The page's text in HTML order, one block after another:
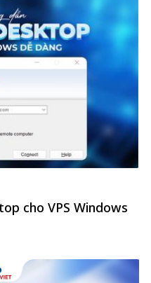
cho VPS Windows